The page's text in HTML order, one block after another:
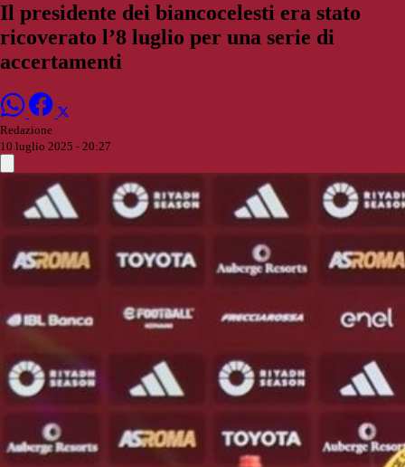
Il presidente dei biancocelesti era stato
ricoverato l’8 luglio per una serie di
accertamenti
Redazione
10 luglio 2025 - 20:27